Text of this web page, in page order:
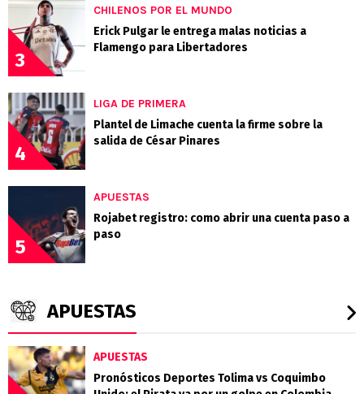
3
CHILENOS POR EL MUNDO
Erick Pulgar le entrega malas noticias a
Flamengo para Libertadores
4
LIGA DE PRIMERA
Plantel de Limache cuenta la firme sobre la
salida de César Pinares
5
APUESTAS
Rojabet registro: como abrir una cuenta paso a
paso
APUESTAS
APUESTAS
Pronósticos Deportes Tolima vs Coquimbo